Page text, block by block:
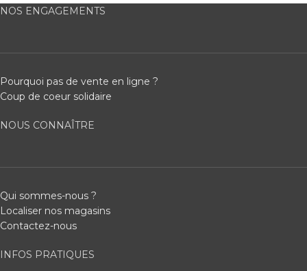
NOS ENGAGEMENTS
Pourquoi pas de vente en ligne ?
Coup de coeur solidaire
NOUS CONNAÎTRE
Qui sommes-nous ?
Localiser nos magasins
Contactez-nous
INFOS PRATIQUES